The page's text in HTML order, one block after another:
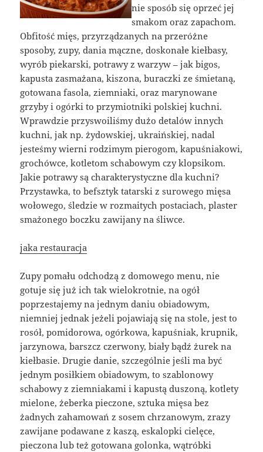
nie sposób się oprzeć jej
smakom oraz zapachom.
Obfitość mięs, przyrządzanych na przeróżne
sposoby, zupy, dania mączne, doskonałe kiełbasy,
wyrób piekarski, potrawy z warzyw – jak bigos,
kapusta zasmażana, kiszona, buraczki ze śmietaną,
gotowana fasola, ziemniaki, oraz marynowane
grzyby i ogórki to przymiotniki polskiej kuchni.
Wprawdzie przyswoiliśmy dużo detalów innych
kuchni, jak np. żydowskiej, ukraińskiej, nadal
jesteśmy wierni rodzimym pierogom, kapuśniakowi,
grochówce, kotletom schabowym czy klopsikom.
Jakie potrawy są charakterystyczne dla kuchni?
Przystawka, to befsztyk tatarski z surowego mięsa
wołowego, śledzie w rozmaitych postaciach, plaster
smażonego boczku zawijany na śliwce.
jaka restauracja
Zupy pomału odchodzą z domowego menu, nie
gotuje się już ich tak wielokrotnie, na ogół
poprzestajemy na jednym daniu obiadowym,
niemniej jednak jeżeli pojawiają się na stole, jest to
rosół, pomidorowa, ogórkowa, kapuśniak, krupnik,
jarzynowa, barszcz czerwony, biały bądź żurek na
kiełbasie. Drugie danie, szczególnie jeśli ma być
jednym posiłkiem obiadowym, to szablonowy
schabowy z ziemniakami i kapustą duszoną, kotlety
mielone, żeberka pieczone, sztuka mięsa bez
żadnych zahamowań z sosem chrzanowym, zrazy
zawijane podawane z kaszą, eskalopki cielęce,
pieczona lub też gotowana golonka, wątróbki